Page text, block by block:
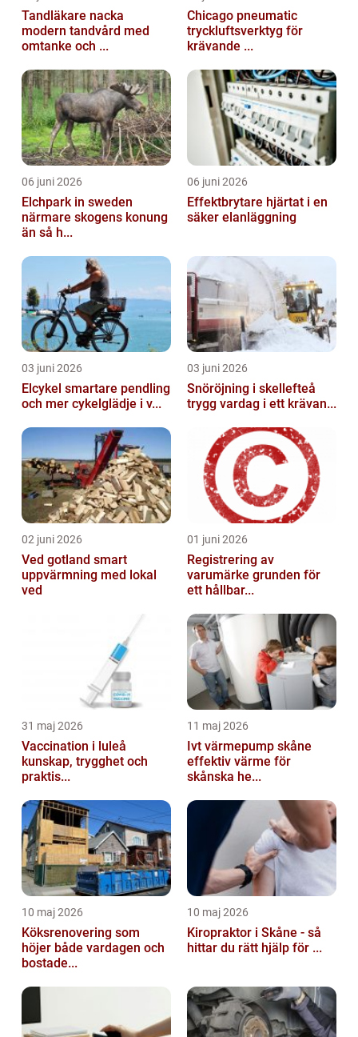
Tandläkare nacka
modern tandvård med
omtanke och ...
Chicago pneumatic
tryckluftsverktyg för
krävande ...
06 juni 2026
Elchpark in sweden
närmare skogens konung
än så h...
06 juni 2026
Effektbrytare hjärtat i en
säker elanläggning
03 juni 2026
Elcykel smartare pendling
och mer cykelglädje i v...
03 juni 2026
Snöröjning i skellefteå
trygg vardag i ett krävan...
02 juni 2026
Ved gotland smart
uppvärmning med lokal
ved
01 juni 2026
Registrering av
varumärke grunden för
ett hållbar...
31 maj 2026
Vaccination i luleå
kunskap, trygghet och
praktis...
11 maj 2026
Ivt värmepump skåne
effektiv värme för
skånska he...
10 maj 2026
Köksrenovering som
höjer både vardagen och
bostade...
10 maj 2026
Kiropraktor i Skåne - så
hittar du rätt hjälp för ...